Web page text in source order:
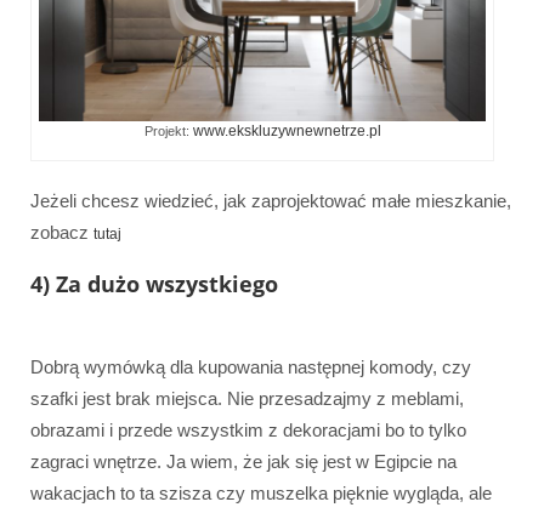
Projekt: www.ekskluzywnewnetrze.pl
Jeżeli chcesz wiedzieć, jak zaprojektować małe mieszkanie,
zobacz tutaj
4) Za dużo wszystkiego
Dobrą wymówką dla kupowania następnej komody, czy
szafki jest brak miejsca. Nie przesadzajmy z meblami,
obrazami i przede wszystkim z dekoracjami bo to tylko
zagraci wnętrze. Ja wiem, że jak się jest w Egipcie na
wakacjach to ta szisza czy muszelka pięknie wygląda, ale